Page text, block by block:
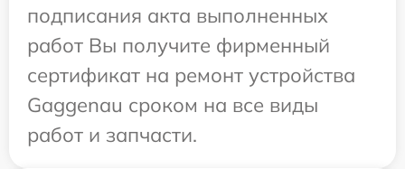
подписания акта выполненных
работ Вы получите фирменный
сертификат на ремонт устройства
Gaggenau сроком на все виды
работ и запчасти.